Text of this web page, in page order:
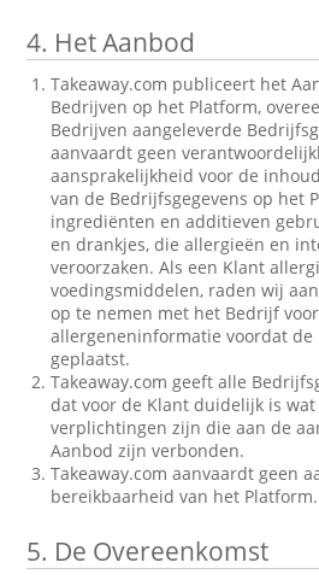
4. Het Aanbod
Takeaway.com publiceert het
Bedrijven op het Platform,
Bedrijven aangeleverde
aanvaardt geen
aansprakelijkheid voor de
van de Bedrijfsgegevens op het
ingrediënten en additieven
en drankjes, die allergieën en
veroorzaken. Als een Klant
voedingsmiddelen, raden wij
op te nemen met het Bedrijf
allergeneninformatie voordat
geplaatst.
Takeaway.com geeft alle
dat voor de Klant duidelijk is
verplichtingen zijn die aan de
Aanbod zijn verbonden.
Takeaway.com aanvaardt geen
bereikbaarheid van het Platform.
5. De Overeenkomst